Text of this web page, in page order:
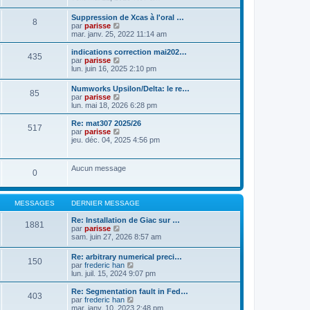
a
g
e
e
r
e
d
e
n
i
e
m
s
s
a
g
s
u
l
t
e
r
l
e
d
e
r
n
i
e
r
m
e
a
e
8
Suppression de Xcas à l'oral …
par parisse
o
n
s
l
e
r
e
d
e
n
e
r
m
s
s
a
e
mar. janv. 25, 2022 11:14 am
435
indications correction mai202…
par parisse
o
u
l
t
e
r
e
e
r
e
r
e
s
s
a
g
e
lun. juin 16, 2025 2:10 pm
85
Numworks Upsilon/Delta: le re…
par parisse
o
n
s
l
l
d
e
r
n
i
r
m
e
s
s
a
e
lun. mai 18, 2026 6:28 pm
517
Re: mat307 2025/26
par parisse
o
l
e
r
l
e
d
r
n
i
e
r
m
e
s
s
jeu. déc. 04, 2025 4:56 pm
0 Aucun message
MESSAGES DERNIER MESSAGE
1881
Re: Installation de Giac sur …
par parisse
o
u
l
t
e
r
l
sam. juin 27, 2026 8:57 am
150
Re: arbitrary numerical preci…
par frederic han
o
n
s
lun. juil. 15, 2024 9:07 pm
403
Re: Segmentation fault in Fed…
par frederic han
o
mar. janv. 10, 2023 2:48 pm